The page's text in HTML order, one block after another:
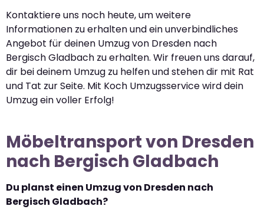
Kontaktiere uns noch heute, um weitere
Informationen zu erhalten und ein unverbindliches
Angebot für deinen Umzug von Dresden nach
Bergisch Gladbach zu erhalten. Wir freuen uns darauf,
dir bei deinem Umzug zu helfen und stehen dir mit Rat
und Tat zur Seite. Mit Koch Umzugsservice wird dein
Umzug ein voller Erfolg!
Möbeltransport von Dresden
nach Bergisch Gladbach
Du planst einen Umzug von Dresden nach
Bergisch Gladbach?